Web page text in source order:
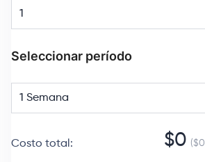
Seleccionar período
1 Semana
Costo total : $0 ($0